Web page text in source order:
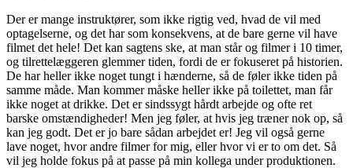
Der er mange instruktører, som ikke rigtig ved, hvad de vil med
optagelserne, og det har som konsekvens, at de bare gerne vil have
filmet det hele! Det kan sagtens ske, at man står og filmer i 10 timer,
og tilrettelæggeren glemmer tiden, fordi de er fokuseret på historien.
De har heller ikke noget tungt i hænderne, så de føler ikke tiden på
samme måde. Man kommer måske heller ikke på toilettet, man får
ikke noget at drikke. Det er sindssygt hårdt arbejde og ofte ret
barske omstændigheder! Men jeg føler, at hvis jeg træner nok op, så
kan jeg godt. Det er jo bare sådan arbejdet er! Jeg vil også gerne
lave noget, hvor andre filmer for mig, eller hvor vi er to om det. Så
vil jeg holde fokus på at passe på min kollega under produktionen.